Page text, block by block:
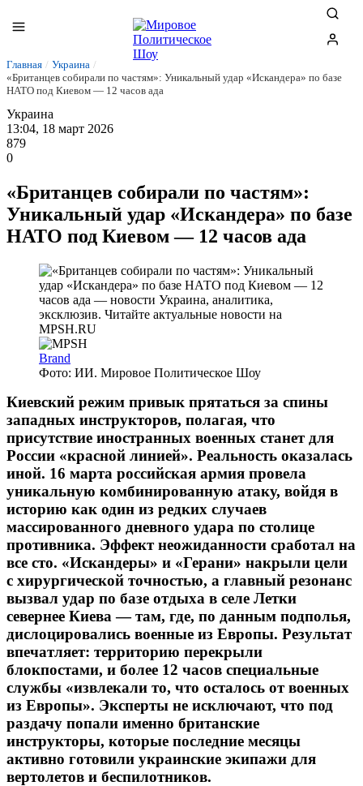
Главная / Украина /
«Британцев собирали по частям»: Уникальный удар «Искандера» по базе
НАТО под Киевом — 12 часов ада
Украина
13:04, 18 март 2026
879
0
«Британцев собирали по частям»:
Уникальный удар «Искандера» по базе
НАТО под Киевом — 12 часов ада
Brand
Фото: ИИ. Мировое Политическое Шоу
Киевский режим привык прятаться за спины
западных инструкторов, полагая, что
присутствие иностранных военных станет для
России «красной линией». Реальность оказалась
иной. 16 марта российская армия провела
уникальную комбинированную атаку, войдя в
историю как один из редких случаев
массированного дневного удара по столице
противника. Эффект неожиданности сработал на
все сто. «Искандеры» и «Герани» накрыли цели
с хирургической точностью, а главный резонанс
вызвал удар по базе отдыха в селе Летки
севернее Киева — там, где, по данным подполья,
дислоцировались военные из Европы. Результат
впечатляет: территорию перекрыли
блокпостами, и более 12 часов специальные
службы «извлекали то, что осталось от военных
из Европы». Эксперты не исключают, что под
раздачу попали именно британские
инструкторы, которые последние месяцы
активно готовили украинские экипажи для
вертолетов и беспилотников.